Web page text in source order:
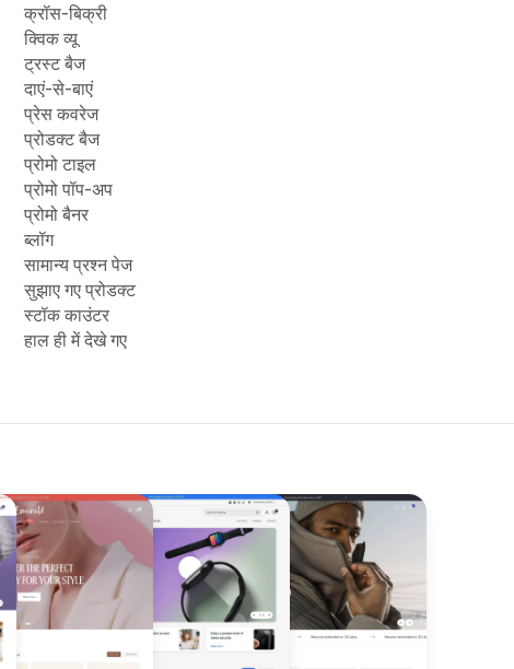
क्रॉस-बिक्री
क्विक व्यू
ट्रस्ट बैज
दाएं-से-बाएं
प्रेस कवरेज
प्रोडक्ट बैज
प्रोमो टाइल
प्रोमो पॉप-अप
प्रोमो बैनर
ब्लॉग
सामान्य प्रश्न पेज
सुझाए गए प्रोडक्ट
स्टॉक काउंटर
हाल ही में देखे गए